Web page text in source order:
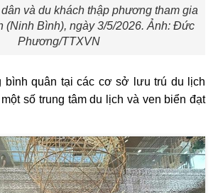
và du khách thập phương tham gia
(Ninh Bình), ngày 3/5/2026. Ảnh: Đức
Phương/TTXVN
bình quân tại các cơ sở lưu trú du lịch
số trung tâm du lịch và ven biển đạt